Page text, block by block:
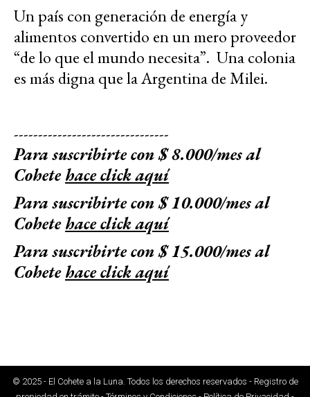
Un país con generación de energía y
alimentos convertido en un mero proveedor
“de lo que el mundo necesita”. Una colonia
es más digna que la Argentina de Milei.
--------------------------------
Para suscribirte con $ 8.000/mes al
Cohetehace click aquí
Para suscribirte con $ 10.000/mes al
Cohetehace click aquí
Para suscribirte con $ 15.000/mes al
Cohetehace click aquí
© 2025 - El Cohete a la Luna. Todos los derechos reservados - Registro de